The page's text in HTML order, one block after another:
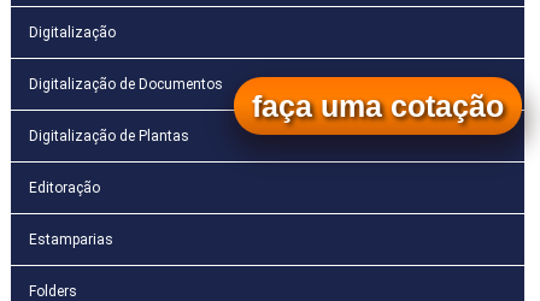
Digitalização
Digitalização de Documentos
Digitalização de Plantas
Editoração
Estamparias
Folders
faça uma cotação